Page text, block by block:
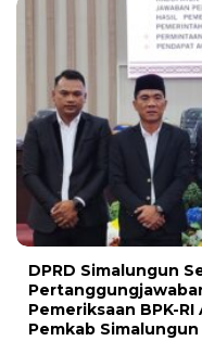
DPRD Simalungun
Pemeriksaan BPK-
Pemkab